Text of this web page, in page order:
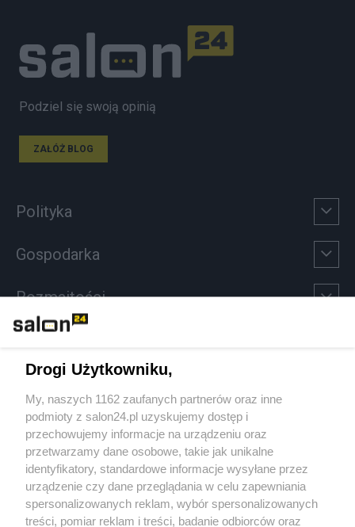
Podziel się swoją opinią
ZAŁÓŻ BLOG
Polityka
Gospodarka
Rozmaitości
Sport
Społeczeństwo
Kultura
Drogi Użytkowniku,
My, naszych 1162 zaufanych partnerów oraz inne
podmioty z salon24.pl uzyskujemy dostęp i
przechowujemy informacje na urządzeniu oraz
przetwarzamy dane osobowe, takie jak unikalne
identyfikatory, standardowe informacje wysyłane przez
urządzenie czy dane przeglądania w celu zapewniania
spersonalizowanych reklam, wybór spersonalizowanych
treści, pomiar reklam i treści, badanie odbiorców oraz